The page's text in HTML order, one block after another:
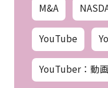
M&A
YouTube
YouTuber：動